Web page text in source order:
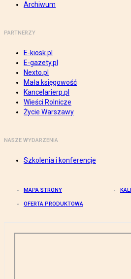
Archiwum
PARTNERZY
E-kiosk.pl
E-gazety.pl
Nexto.pl
Mała księgowość
Kancelarierp.pl
Wieści Rolnicze
Życie Warszawy
NASZE WYDARZENIA
Szkolenia i konferencje
MAPA STRONY
OFERTA PRODUKTOWA